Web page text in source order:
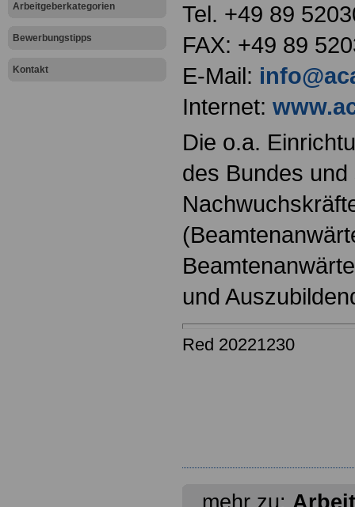
Arbeitgeberkategorien
Bewerbungstipps
Kontakt
Tel. +49 89
FAX: +49 89
E-Mail:
Internet:
Die o.a.
des Bundes und
und
Red 20221230